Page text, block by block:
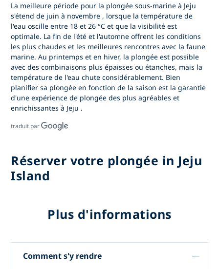
La meilleure période pour la plongée sous-marine à Jeju
s'étend de juin à novembre , lorsque la température de
l'eau oscille entre 18 et 26 °C et que la visibilité est
optimale. La fin de l'été et l'automne offrent les conditions
les plus chaudes et les meilleures rencontres avec la faune
marine. Au printemps et en hiver, la plongée est possible
avec des combinaisons plus épaisses ou étanches, mais la
température de l'eau chute considérablement. Bien
planifier sa plongée en fonction de la saison est la garantie
d'une expériencede plongée des plus agréables et
enrichissantes à Jeju .
traduit par
Réserver votre plongée in Jeju
Island
Plus d'informations
Comment s'y rendre